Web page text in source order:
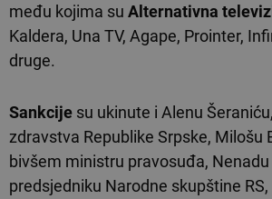
među kojima su Alternativna
Kaldera, Una TV, Agape, Prointer,
druge.
Sankcije su ukinute i Alenu
zdravstva Republike Srpske, Milošu
bivšem ministru pravosuđa,
predsjedniku Narodne skupštine RS,